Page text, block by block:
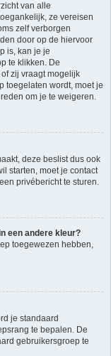
van alle
ze vereisen
zelf verborgen
door op de hiervoor
is, kan je je
te klikken. De
zij vraagt mogelijk
toegelaten wordt, moet je
om je te weigeren.
deze beslist dus ook
starten, moet je contact
privébericht te sturen.
een andere kleur?
toegewezen hebben,
je standaard
te bepalen. De
gebruikersgroep te